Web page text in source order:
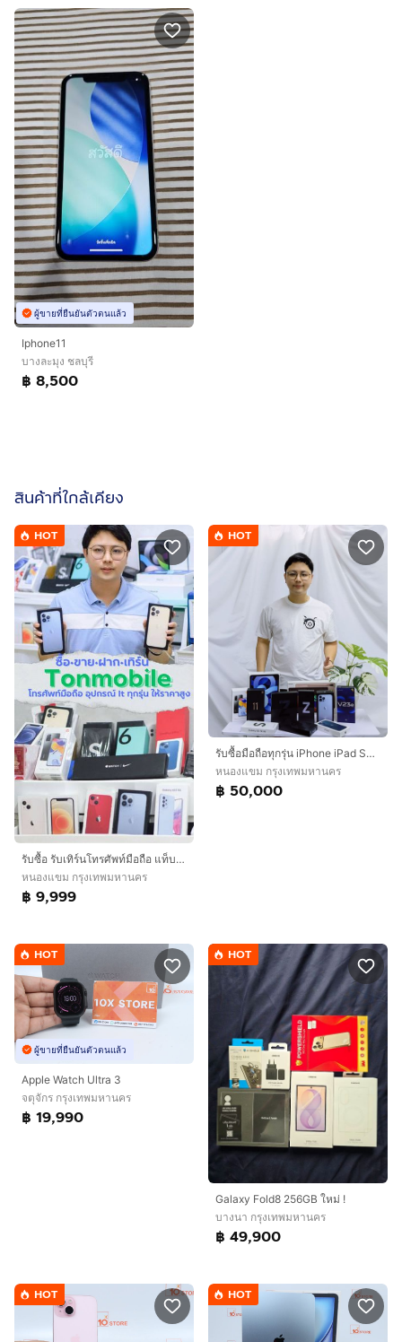
ผู้ขายที่ยืนยันตัวตนแล้ว
Iphone11
บางละมุง ชลบุรี
฿ 8,500
สินค้าที่ใกล้เคียง
HOT
รับซื้อ รับเทิร์นโทรศัพท์มือถือ แท็บเล็ต ไอแพด ทุกรุ่น พร้อมให้ราคาสูง
หนองแขม กรุงเทพมหานคร
฿ 9,999
HOT
รับซื้อมือถือทุกรุ่น iPhone iPad Samsung Oppo Vivo Huawei Xiaomi Sony Realme และรุ่นอื่นๆ ทักมาสอบถามก่อนได้ครับ
หนองแขม กรุงเทพมหานคร
฿ 50,000
HOT
ผู้ขายที่ยืนยันตัวตนแล้ว
Apple Watch Ultra 3
จตุจักร กรุงเทพมหานคร
฿ 19,990
HOT
Galaxy Fold8 256GB ใหม่ !
บางนา กรุงเทพมหานคร
฿ 49,900
HOT HOT